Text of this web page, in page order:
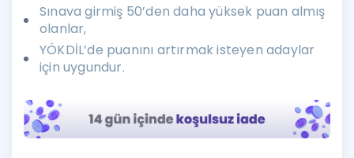
Sınava girmiş 50’den daha yüksek puan almış
olanlar,
YÖKDİL’de puanını artırmak isteyen adaylar
için uygundur.